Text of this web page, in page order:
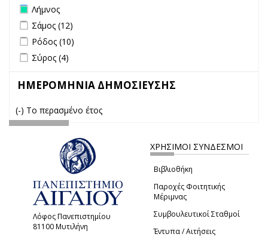
Remove Λήμνος filter
Λήμνος
Apply Σάμος filter
Σάμος (12)
Apply Ρόδος filter
Ρόδος (10)
Apply Σύρος filter
Σύρος (4)
ΗΜΕΡΟΜΗΝΙΑ ΔΗΜΟΣΙΕΥΣΗΣ
(-) Remove Το περασμένο έτος filter
Το περασμένο έτος
Λόφος Πανεπιστημίου
81100 Μυτιλήνη
ΧΡΗΣΙΜΟΙ ΣΥΝΔΕΣΜΟΙ
Βιβλιοθήκη
Παροχές Φοιτητικής
Μέριμνας
Συμβουλευτικοί Σταθμοί
Έντυπα / Αιτήσεις